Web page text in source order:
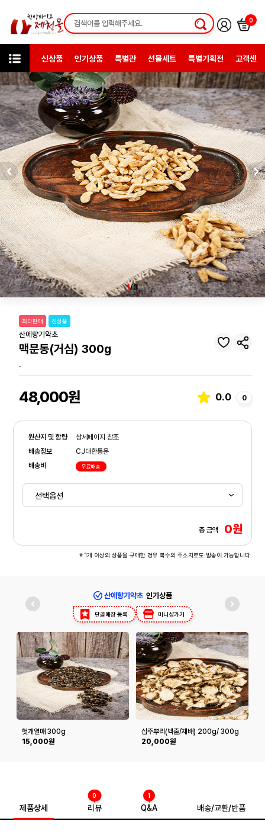
0
신상품 인기상품 특별관 선물세트 특별기획전 고객센터
인기상품
1/3
최다판매 신상품
산에향기약초
맥문동(거심) 300g
.
48,000원 0.0 0
원산지 및 함량
상세페이지 참조
배송정보
CJ대한통운
배송비
무료배송
총 금액 0원
※ 1개 이상의 상품을 구매한 경우 복수의 주소지로도 발송이 가능합니다.
산에향기약초 인기상품
단골매장 등록 미니샵가기
헛개열매 300g
15,000원
삽주뿌리(백출/재배) 200g/ 300g
20,000원
제품상세 리뷰
0
Q&A
1
배송/교환/반품